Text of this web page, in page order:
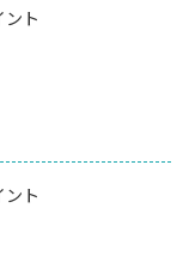
ト
ト